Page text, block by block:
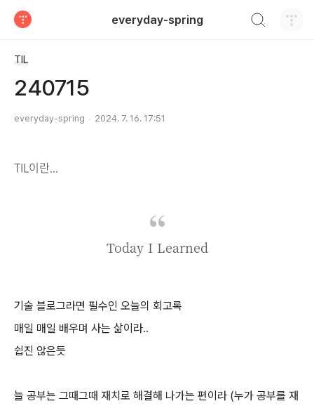
everyday-spring
TIL
240715
everyday-spring 2024. 7. 16. 17:51
TIL이란...
Today I Learned
기술 블로그라면 필수인 오늘의 회고록
매일 매일 배우며 사는 삶이라..
쉽진 않은듯
늘 공부는 그때그때 재치로 해결해 나가는 편이라 (누가 공부를 재